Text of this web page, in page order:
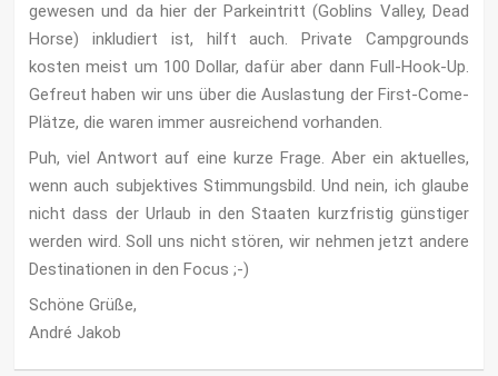
gewesen und da hier der Parkeintritt (Goblins Valley, Dead
Horse) inkludiert ist, hilft auch. Private Campgrounds
kosten meist um 100 Dollar, dafür aber dann Full-Hook-Up.
Gefreut haben wir uns über die Auslastung der First-Come-
Plätze, die waren immer ausreichend vorhanden.
Puh, viel Antwort auf eine kurze Frage. Aber ein aktuelles,
wenn auch subjektives Stimmungsbild. Und nein, ich glaube
nicht dass der Urlaub in den Staaten kurzfristig günstiger
werden wird. Soll uns nicht stören, wir nehmen jetzt andere
Destinationen in den Focus ;-)
Schöne Grüße,
André Jakob